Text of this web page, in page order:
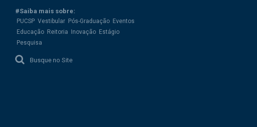
#Saiba mais sobre:
PUCSP Vestibular Pós-Graduação Eventos
Educação Reitoria Inovação Estágio
Pesquisa
Busque no Site